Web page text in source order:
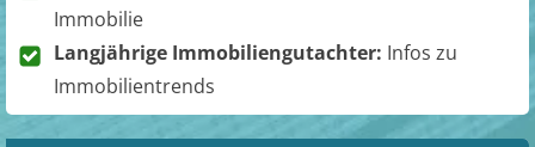
Immobilie
Langjährige Immobiliengutachter: Infos zu
Immobilientrends